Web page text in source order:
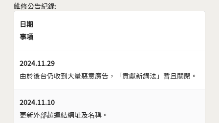
維修公告紀錄:
日期
事項
2024.11.29
由於後台仍收到大量惡意廣告，「貢獻新講法」暫且關閉。
2024.11.10
更新外部超連結網址及名稱。